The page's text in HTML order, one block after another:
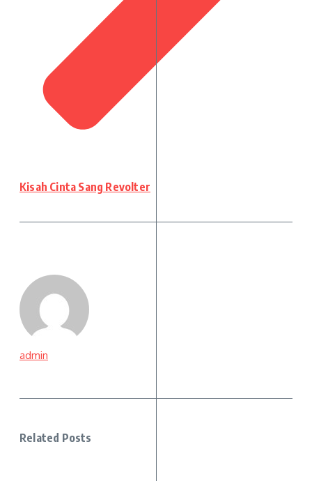
Kisah Cinta Sang Revolter
admin
Related Posts